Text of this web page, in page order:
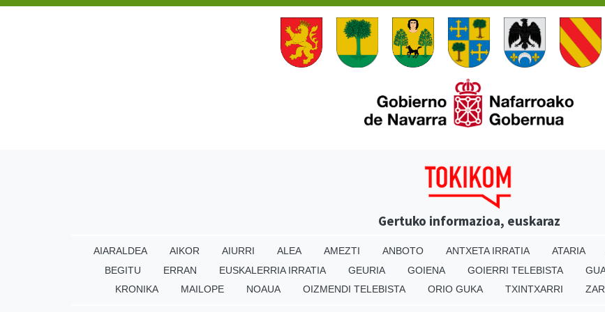
Gertuko informazioa, euskaraz
AIARALDEA AIKOR AIURRI ALEA AMEZTI ANBOTO ANTXETA IRRATIA ATARIA
BEGITU
ERRAN EUSKALERRIA IRRATIA GEURIA GOIENA GOIERRI TELEBISTA
KRONIKA
MAILOPE NOAUA OIZMENDI TELEBISTA ORIO GUKA TXINTXARRI